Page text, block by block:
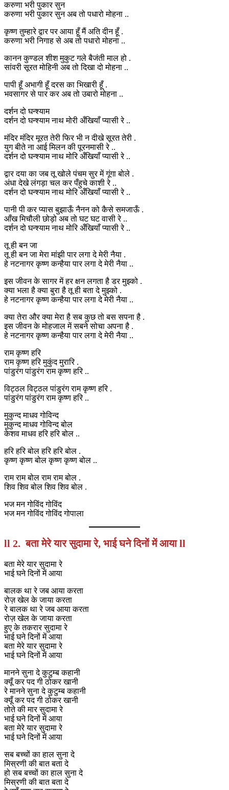
करुणा भरी पुकार सुन
करुणा भरी पुकार सुन अब तो पधारो मोहना ..
कृष्ण तुम्हारे द्वार पर आया हूँ मैं अति दीन हूँ .
करुणा भरी निगाह से अब तो पधारो मोहना ..
कानन कुण्डल शीश मुकुट गले बैजंती माल हो .
सांवरी सूरत मोहिनी अब तो दिखा दो मोहना ..
पापी हूँ अभागी हूँ दरस का भिखारी हूँ .
भवसागर से पार कर अब तो उबारो मोहना ..
दर्शन दो घन्श्याम
दर्शन दो घन्श्याम नाथ मोरी अँखियाँ प्यासी रे ..
मंदिर मंदिर मूरत तेरी फिर भी न दीखे सूरत तेरी .
युग बीते ना आई मिलन की पूरनमासी रे ..
दर्शन दो घन्श्याम नाथ मोरि अँखियाँ प्यासी रे ..
द्वार दया का जब तू खोले पंचम सुर में गूंगा बोले .
अंधा देखे लंगड़ा चल कर पँहुचे काशी रे ..
दर्शन दो घन्श्याम नाथ मोरि अँखियाँ प्यासी रे ..
पानी पी कर प्यास बुझाऊँ नैनन को कैसे समजाऊँ .
आँख मिचौली छोड़ो अब तो घट घट वासी रे ..
दर्शन दो घन्श्याम नाथ मोरि अँखियाँ प्यासी रे ..
तू ही बन जा
तू ही बन जा मेरा मांझी पार लगा दे मेरी नैया .
हे नटनागर कृष्ण कन्हैया पार लगा दे मेरी नैया ..
इस जीवन के सागर में हर क्षन लगता है डर मुझ्को .
क्या भला है क्या बुरा है तू ही बता दे मुझ्को .
हे नटनागर कृष्ण कन्हैया पार लगा दे मेरी नैया ..
क्या तेरा और क्या मेरा है सब कुछ तो बस सपना है .
इस जीवन के मोहजाल में सबने सोचा अपना है .
हे नटनागर कृष्ण कन्हैया पार लगा दे मेरी नैया ..
राम कृष्ण हरि
राम कृष्ण हरि मुकुंद मुरारि .
पांडुरंग पांडुरंग राम कृष्ण हरि ..
विट्ठल विट्ठल पांडुरंग राम कृष्ण हरि .
पांडुरंग पांडुरंग राम कृष्ण हरि ..
मुकुन्द माधव गोविन्द
मुकुन्द माधव गोविन्द बोल
केशव माधव हरि हरि बोल ..
हरि हरि बोल हरि हरि बोल .
कृष्ण कृष्ण बोल कृष्ण कृष्ण बोल ..
राम राम बोल राम राम बोल .
शिव शिव बोल शिव शिव बोल .
भज मन गोविंद गोविंद
भज मन गोविंद गोविंद गोपाला
ll 2. बता मेरे यार सुदामा रे, भाई घने दिनों में आया ll
बता मेरे यार सुदामा रे
भाई घने दिनों में आया
बालक था रे जब आया करता
रोज़ खेल के जाया करता
रे बालक था रे जब आया करता
रोज़ खेल के जाया करता
हुए के तकरार सुदामा रे
भाई घने दिनों में आया
बता मेरे यार सुदामा रे
भाई घने दिनों में आया
मानने सुना दे कुटुम्ब कहानी
क्यूँ कर पद गी ठोकर खानी
रे मानने सुना दे कुटुम्ब कहानी
क्यूँ कर पद गी ठोकर खानी
तोते की मार सुदामा रे
भाई घने दिनों में आया
बता मेरे यार सुदामा रे
भाई घने दिनों में आया
सब बच्चों का हाल सुना दे
मिस्रणी की बात बता दे
हो सब बच्चों का हाल सुना दे
मिस्रणी की बात बता दे